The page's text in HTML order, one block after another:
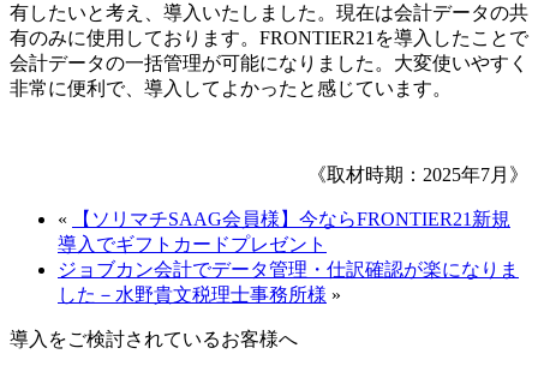
有したいと考え、導入いたしました。現在は会計データの共
有のみに使用しております。FRONTIER21を導入したことで
会計データの一括管理が可能になりました。大変使いやすく
非常に便利で、導入してよかったと感じています。
《取材時期：2025年7月》
«
【ソリマチSAAG会員様】今ならFRONTIER21新規
導入でギフトカードプレゼント
ジョブカン会計でデータ管理・仕訳確認が楽になりま
した－水野貴文税理士事務所様 »
導入をご検討されているお客様へ